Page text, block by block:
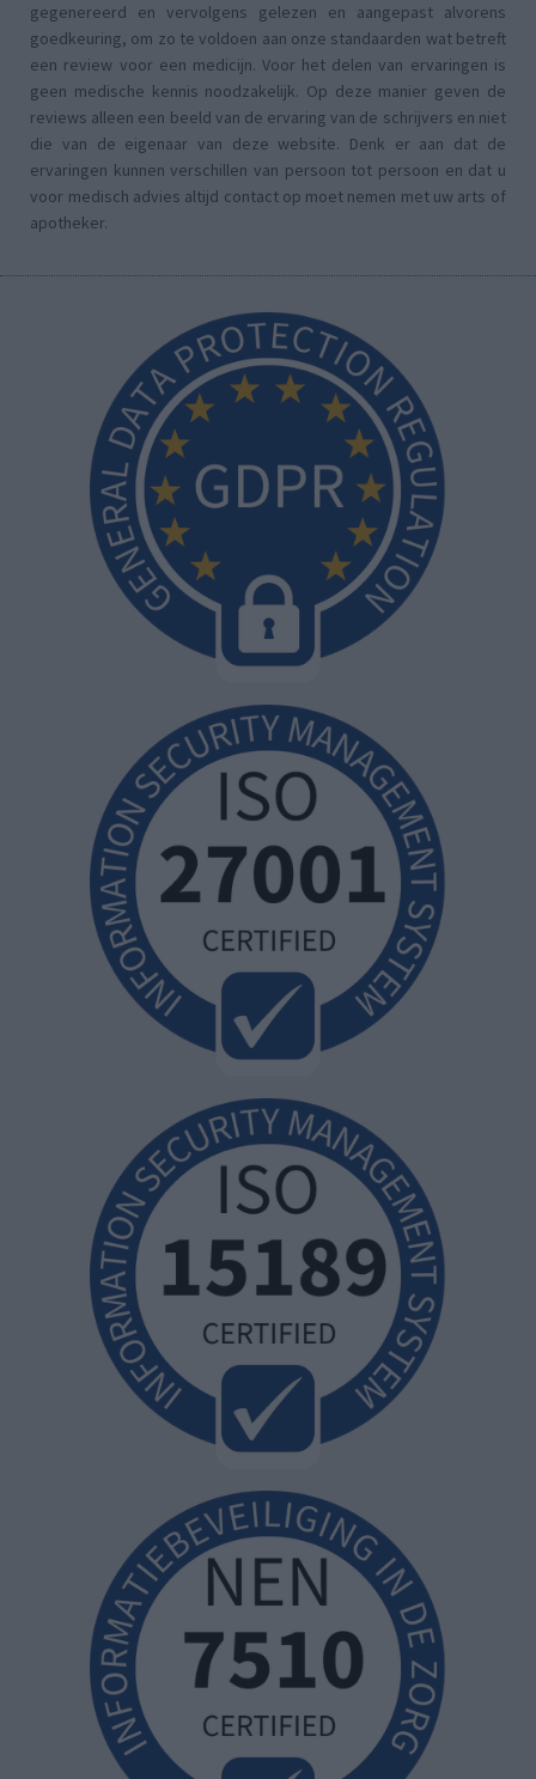
gegenereerd en vervolgens gelezen en aangepast alvorens
goedkeuring, om zo te voldoen aan onze standaarden wat betreft
een review voor een medicijn. Voor het delen van ervaringen is
geen medische kennis noodzakelijk. Op deze manier geven de
reviews alleen een beeld van de ervaring van de schrijvers en niet
die van de eigenaar van deze website. Denk er aan dat de
ervaringen kunnen verschillen van persoon tot persoon en dat u
voor medisch advies altijd contact op moet nemen met uw arts of
apotheker.